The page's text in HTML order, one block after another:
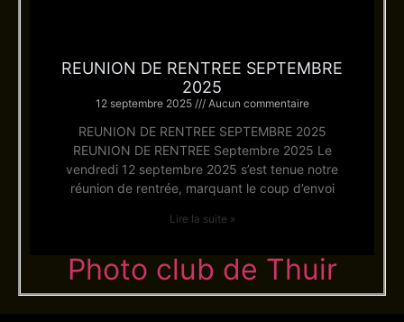
REUNION DE RENTREE SEPTEMBRE
2025
12 septembre 2025 Aucun commentaire
REUNION DE RENTREE SEPTEMBRE 2025
REUNION DE RENTREE Septembre 2025 Le
vendredi 12 septembre 2025 s’est tenue notre
réunion de rentrée, marquant le coup d’envoi
Lire la suite »
Photo club de Thuir